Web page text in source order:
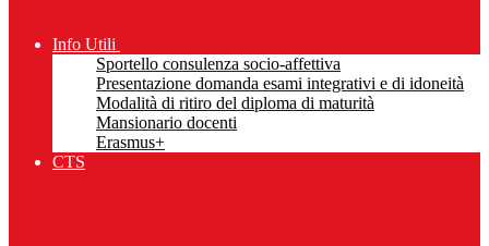
Info Utili
Sportello consulenza socio-affettiva
Presentazione domanda esami integrativi e di idoneità
Modalità di ritiro del diploma di maturità
Mansionario docenti
Erasmus+
CTS